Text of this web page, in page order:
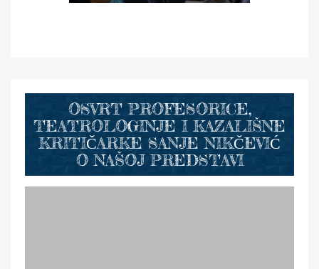
OSVRT PROFESORICE,
TEATROLOGINJE I KAZALIŠNE
KRITIČARKE SANJE NIKČEVIĆ
O NAŠOJ PREDSTAVI